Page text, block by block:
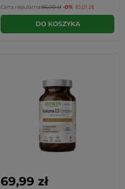
Cena regularna:66,00 zł -0% (0,01 zł)
DO KOSZYKA
69,99 zł